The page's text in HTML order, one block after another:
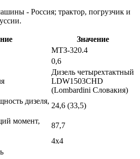
- Россия; трактор, погрузчик и
Значение
МТЗ-320.4
0,6
Дизель четырехтактный
LDW1503CHD
(Lombardini Словакия)
дизеля,
24,6 (33,5)
момент,
87,7
4x4